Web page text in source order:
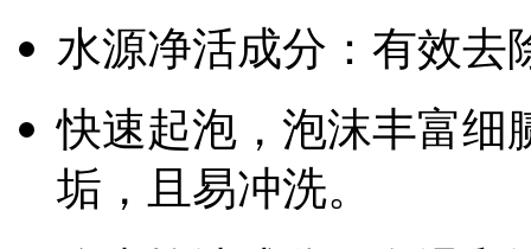
水源净活成分：有效去
快速起泡，泡沫丰富细
垢，且易冲洗。